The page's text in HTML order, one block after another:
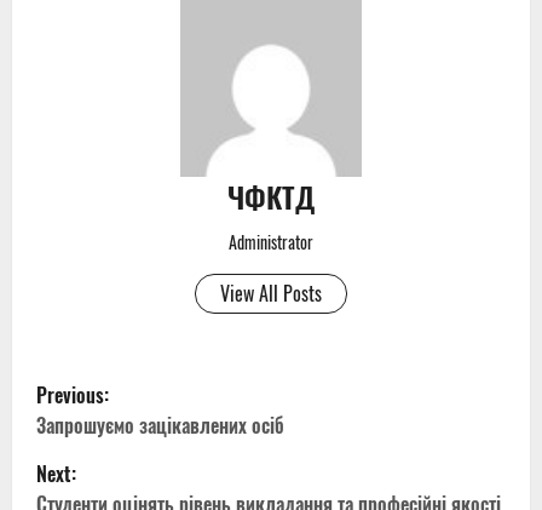
ЧФКТД
Administrator
View All Posts
P
o
s
Previous:
Запрошуємо зацікавлених осіб
Next: